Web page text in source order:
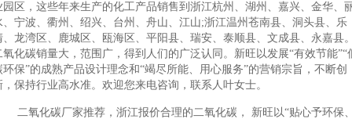
园区，这些年来生产的化工产品销售到浙江杭州、湖州、嘉兴、金华、
、宁波、衢州、绍兴、台州、舟山、江山;浙江温州苍南县、洞头县、乐
、龙湾区、鹿城区、瓯海区、平阳县、瑞安、泰顺县、文成县、永嘉县
氧化碳销量大，范围广，得到人们的广泛认同。新旺以发展“有效节能”“
环保”的成熟产品设计理念和“竭尽所能、用心服务”的营销宗旨，不断创
，保持行业高水准。欢迎您来电咨询，联系人叶女士。
二氧化碳厂家推荐，浙江报价合理的二氧化碳， 新旺以“贴心予环保